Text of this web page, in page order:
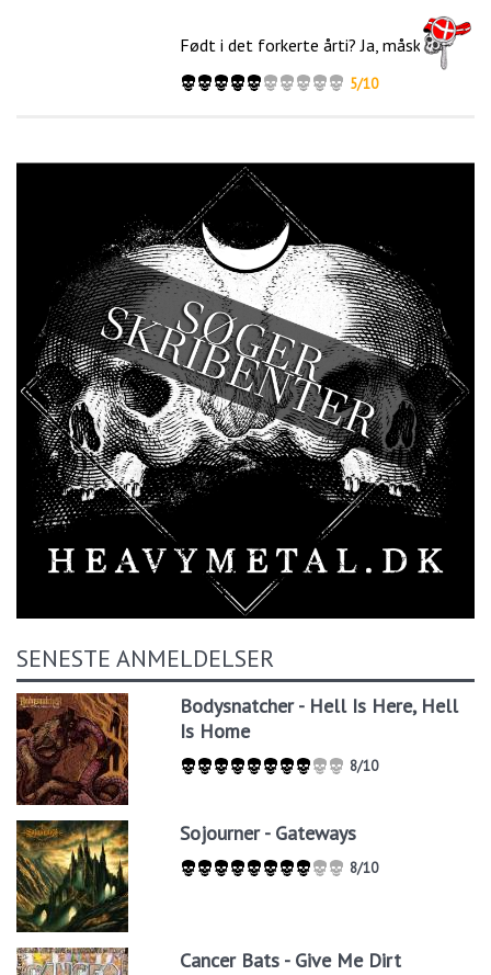
Født i det forkerte årti? Ja, måske
5/10
SENESTE ANMELDELSER
Bodysnatcher - Hell Is Here, Hell
Is Home
8/10
Sojourner - Gateways
8/10
Cancer Bats - Give Me Dirt